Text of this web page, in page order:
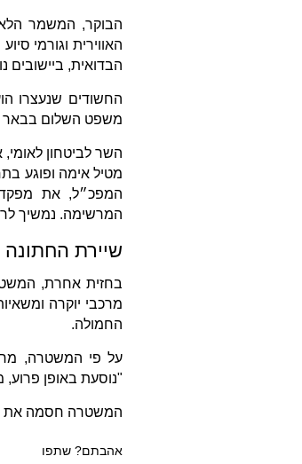
הבוקר, המשמר
האווירית וגורמי
הבדואית, ביישובים
החשודים שנעצרו
משפט השלום בבאר
השר לביטחון
מטיל אימה ופוגע
המפכ״ל, את מפקד
המרשימה. נמשיך
שיירת
בחזית אחרת,
מרכבי יוקרה
החמולה.
על פי המשטרה,
"נוסעת באופן
המשטרה חסמה את השיירה, ביצעה חיפוש
אהבתם? שתפו